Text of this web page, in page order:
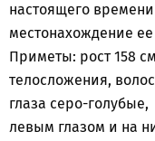
настоящего времени
местонахождение ее
Приметы: рост 158
телосложения,
глаза серо-
левым глазом и на